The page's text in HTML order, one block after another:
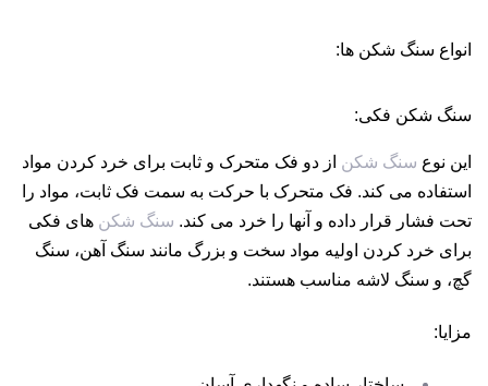
انواع سنگ شکن ها:
سنگ شکن فکی:
این نوع سنگ شکن از دو فک متحرک و ثابت برای خرد کردن مواد
استفاده می کند. فک متحرک با حرکت به سمت فک ثابت، مواد را
تحت فشار قرار داده و آنها را خرد می کند. سنگ شکن های فکی
برای خرد کردن اولیه مواد سخت و بزرگ مانند سنگ آهن، سنگ
گچ، و سنگ لاشه مناسب هستند.
مزایا: